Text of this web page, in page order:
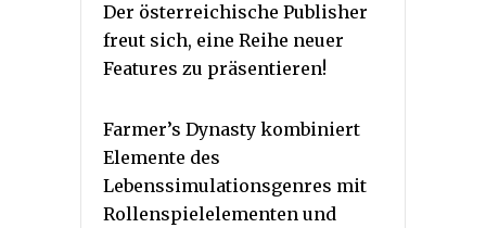
Der österreichische Publisher
freut sich, eine Reihe neuer
Features zu präsentieren!
Farmer’s Dynasty kombiniert
Elemente des
Lebenssimulationsgenres mit
Rollenspielelementen und